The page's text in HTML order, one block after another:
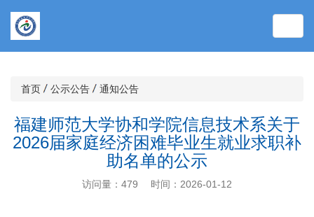
首页 公示公告 通知公告
福建师范大学协和学院信息技术系关于
2026届家庭经济困难毕业生就业求职补
助名单的公示
访问量： 479 时间： 2026-01-12